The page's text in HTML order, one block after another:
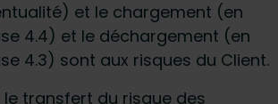
et le chargement (en
4.4) et le déchargement (en
4.3) sont aux risques du Client.
transfert du risque des